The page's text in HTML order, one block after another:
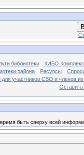
библиотеки
КИБО
района Ресурсы
участников СВО и членов
Оставить
быть сверху всей